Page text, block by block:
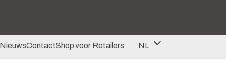
NieuwsContactShop voor Retailers
NL
NL